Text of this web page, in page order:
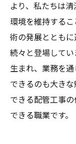
より、私たちは
環境を維持する
術の発展ととも
続々と登場して
生まれ、業務を
できるのも大き
できる配管工事
できる職業です。